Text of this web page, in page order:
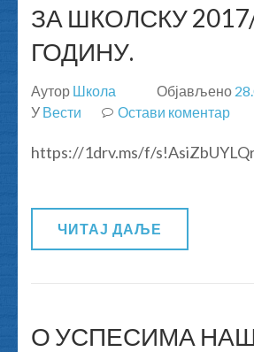
ЗА ШКОЛСКУ
ГОДИНУ.
Аутор Школа Објављено
У Вести Остави коментар
https://1drv.ms/f/
ЧИТАЈ ДАЉЕ
О УСПЕСИМА